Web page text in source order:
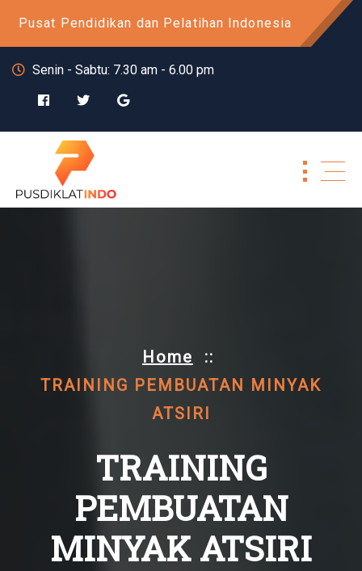
Pusat Pendidikan dan Pelatihan Indonesia
Senin - Sabtu: 7.30 am - 6.00 pm
Home ::
TRAINING PEMBUATAN MINYAK
ATSIRI
TRAINING
PEMBUATAN
MINYAK ATSIRI